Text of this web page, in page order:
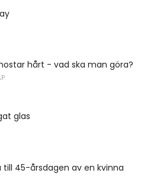
hårt - vad ska man göra?
glas
till 45-årsdagen av en kvinna